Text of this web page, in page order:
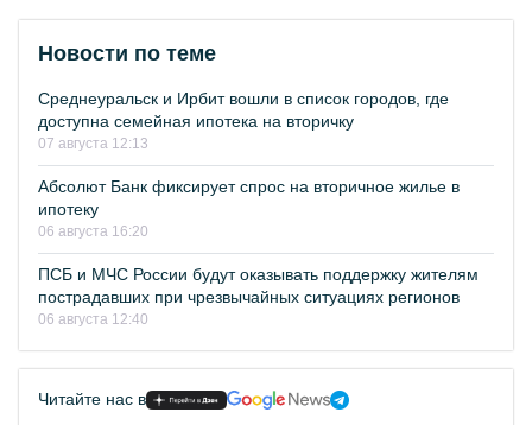
Новости по теме
Среднеуральск и Ирбит вошли в список городов, где
доступна семейная ипотека на вторичку
07 августа 12:13
Абсолют Банк фиксирует спрос на вторичное жилье в
ипотеку
06 августа 16:20
ПСБ и МЧС России будут оказывать поддержку жителям
пострадавших при чрезвычайных ситуациях регионов
06 августа 12:40
Читайте нас в